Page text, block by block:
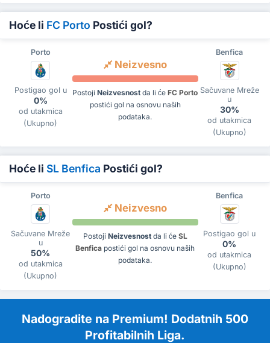
Hoće li FC Porto Postići gol?
Porto Benfica
Postigao gol u
0%
od utakmica
(Ukupno)
Neizvesno
Postoji Neizvesnost da li će FC Porto
postići gol na osnovu naših
podataka.
Sačuvane Mreže
u
30%
od utakmica
(Ukupno)
Hoće li SL Benfica Postići gol?
Porto Benfica
Sačuvane Mreže
u
50%
od utakmica
(Ukupno)
Neizvesno
Postoji Neizvesnostda li će SL
Benfica postići gol na osnovu naših
podataka.
Postigao gol u
0%
od utakmica
(Ukupno)
Nadogradite na Premium! Dodatnih 500
Profitabilnih Liga.